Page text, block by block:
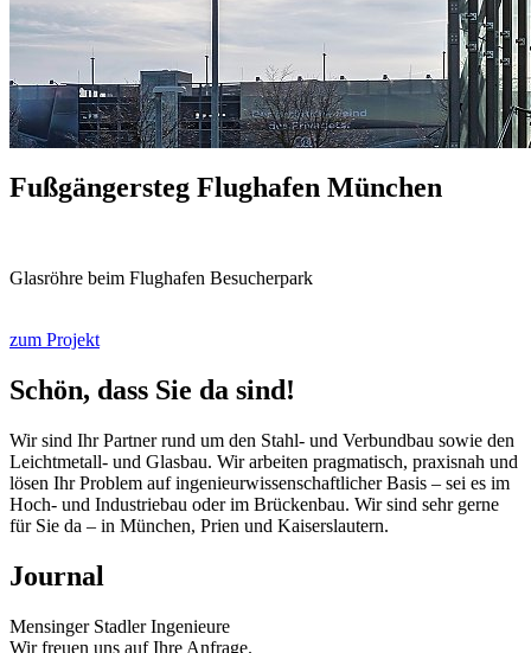
Fußgängersteg Flughafen München
Glasröhre beim Flughafen Besucherpark
zum Projekt
Schön, dass Sie da sind!
Wir sind Ihr Partner rund um den Stahl- und Verbundbau sowie den
Leichtmetall- und Glasbau. Wir arbeiten pragmatisch, praxisnah und
lösen Ihr Problem auf ingenieurwissenschaftlicher Basis – sei es im
Hoch- und Industriebau oder im Brückenbau. Wir sind sehr gerne
für Sie da – in München, Prien und Kaiserslautern.
Journal
Mensinger Stadler Ingenieure
Wir freuen uns auf Ihre Anfrage.